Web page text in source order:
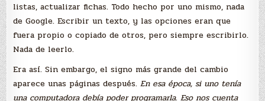
listas, actualizar fichas. Todo hecho por uno mismo, nada
de Google. Escribir un texto, y las opciones eran que
fuera propio o copiado de otros, pero siempre escribirlo.
Nada de leerlo.
Era así. Sin embargo, el signo más grande del cambio
aparece unas páginas después.En esa época, si uno tenía
una computadora debía poder programarla. Eso nos cuenta